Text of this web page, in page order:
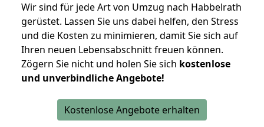
Wir sind für jede Art von Umzug nach Habbelrath
gerüstet. Lassen Sie uns dabei helfen, den Stress
und die Kosten zu minimieren, damit Sie sich auf
Ihren neuen Lebensabschnitt freuen können.
Zögern Sie nicht und holen Sie sich kostenlose
und unverbindliche Angebote!
Kostenlose Angebote erhalten